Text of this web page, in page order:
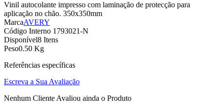
Vinil autocolante impresso com laminação de protecção para
aplicação no chão. 350x350mm
MarcaAVERY
Código Interno 1793021-N
Disponível8 Itens
Peso0.50 Kg
Referências específicas
Escreva a Sua Avaliação
Nenhum Cliente Avaliou ainda o Produto